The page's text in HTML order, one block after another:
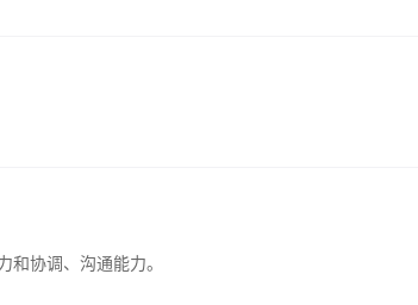
协调、沟通能力。